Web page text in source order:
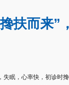
扶而来”
眠，心率快，初诊时